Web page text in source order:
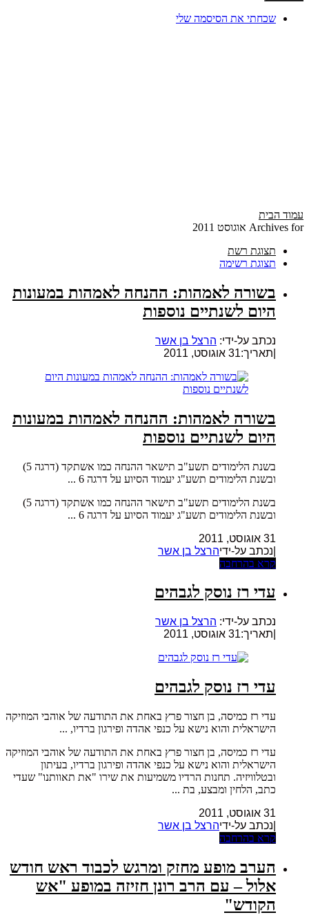
שכחתי את הסיסמה שלי
עמוד הבית
Archives for אוגוסט 2011
תצוגת רשת
תצוגת רשימה
בשורה לאמהות: ההנחה לאמהות במעונות
היום לשנתיים נוספות
נכתב על-ידי: הרצל בן אשר
תאריך:31 אוגוסט, 2011
בשורה לאמהות: ההנחה לאמהות במעונות
היום לשנתיים נוספות
בשנת הלימודים תשע"ב תישאר ההנחה כמו אשתקד (דרגה 5)
ובשנת הלימודים תשע"ג יעמוד הסיוע על דרגה 6 ...
בשנת הלימודים תשע"ב תישאר ההנחה כמו אשתקד (דרגה 5)
ובשנת הלימודים תשע"ג יעמוד הסיוע על דרגה 6 ...
31 אוגוסט, 2011
|נכתב על-ידיהרצל בן אשר
קרא בהרחבה
עדי רז נוסק לגבהים
נכתב על-ידי: הרצל בן אשר
תאריך:31 אוגוסט, 2011
עדי רז נוסק לגבהים
עדי רז כמיסה, בן חצור פרץ באחת את התודעה של אוהבי המוזיקה
הישראלית והוא נישא על כנפי אהדה ופירגון ברדיו, ...
עדי רז כמיסה, בן חצור פרץ באחת את התודעה של אוהבי המוזיקה
הישראלית והוא נישא על כנפי אהדה ופירגון ברדיו, בעיתון
ובטלוויזיה. תחנות הרדיו משמיעות את שירו "את תאוותנו" שעדי
כתב, הלחין ומבצע, בת ...
31 אוגוסט, 2011
|נכתב על-ידיהרצל בן אשר
קרא בהרחבה
הערב מופע מחזק ומרגש לכבוד ראש חודש
אלול – עם הרב רונן חזיזה במופע "אש
הקודש"